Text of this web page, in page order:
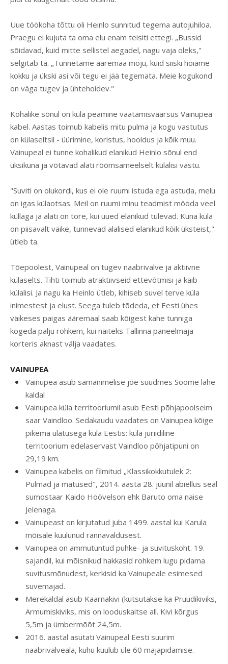
Uue töökoha tõttu oli Heinlo sunnitud tegema autojuhiloa.
Praegu ei kujuta ta oma elu enam teisiti ettegi. „Bussid
sõidavad, kuid mitte sellistel aegadel, nagu vaja oleks,"
selgitab ta. „Tunnetame ääremaa mõju, kuid siiski hoiame
kokku ja ükski asi või tegu ei jää tegemata. Meie kogukond
on väga tugev ja ühtehoidev."
Kohalike sõnul on küla peamine vaatamisväärsus Vainupea
kabel. Aastas toimub kabelis mitu pulma ja kogu vastutus
on külaseltsil - üürimine, koristus, hooldus ja kõik muu.
Vainupeal ei tunne kohalikud elanikud Heinlo sõnul end
üksikuna ja võtavad alati rõõmsameelselt külalisi vastu.
"Suviti on olukordi, kus ei ole ruumi istuda ega astuda, melu
on igas külaotsas. Meil on ruumi minu teadmist mööda veel
küllaga ja alati on tore, kui uued elanikud tulevad. Kuna küla
on piisavalt väike, tunnevad alalised elanikud kõik üksteist,"
ütleb ta.
Tõepoolest, Vainupeal on tugev naabrivalve ja aktiivne
külaselts. Tihti toimub atraktiivseid ettevõtmisi ja käib
külalisi. Ja nagu ka Heinlo ütleb, kihiseb suvel terve küla
inimestest ja elust. Seega tuleb tõdeda, et Eesti ühes
väikeses paigas ääremaal saab kõigest kahe tunniga
kogeda palju rohkem, kui näiteks Tallinna paneelmaja
korteris aknast välja vaadates.
VAINUPEA
Vainupea asub samanimelise jõe suudmes Soome lahe
kaldal
Vainupea küla territooriumil asub Eesti põhjapoolseim
saar Vaindloo. Sedakaudu vaadates on Vainupea kõige
pikema ulatusega küla Eestis: küla juriidiline
territoorium edelaservast Vaindloo põhjatipuni on
29,19 km.
Vainupea kabelis on filmitud „Klassikokkutulek 2:
Pulmad ja matused", 2014. aasta 28. juunil abiellus seal
sumostaar Kaido Höövelson ehk Baruto oma naise
Jelenaga.
Vainupeast on kirjutatud juba 1499. aastal kui Karula
mõisale kuulunud rannavaldusest.
Vainupea on ammutuntud puhke- ja suvituskoht. 19.
sajandil, kui mõisnikud hakkasid rohkem lugu pidama
suvitusmõnudest, kerkisid ka Vainupeale esimesed
suvemajad.
Merekaldal asub Kaarnakivi (kutsutakse ka Pruudikiviks,
Armumiskiviks, mis on looduskaitse all. Kivi kõrgus
5,5m ja ümbermõõt 24,5m.
2016. aastal asutati Vainupeal Eesti suurim
naabrivalveala, kuhu kuulub üle 60 majapidamise.